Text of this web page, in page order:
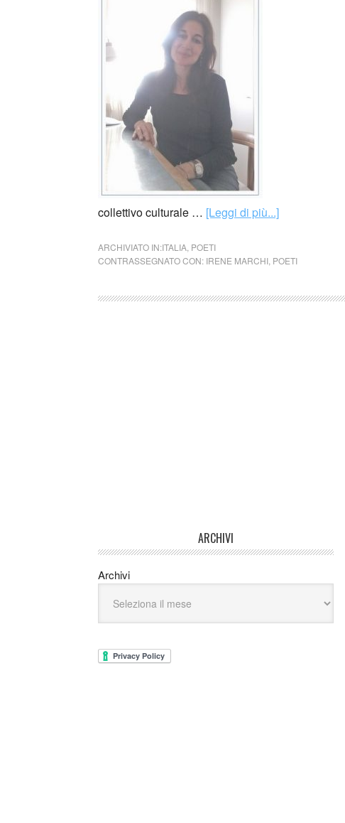
collettivo culturale … [Leggi di più...]
ARCHIVIATO IN:ITALIA POETI
CONTRASSEGNATO CON: IRENE MARCHI POETI
ARCHIVI
Archivi